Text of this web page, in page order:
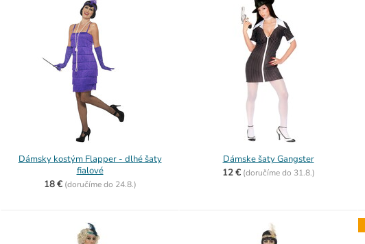
Dámsky kostým Flapper - dlhé šaty
fialové
18 € (doručíme do 24.8.)
Dámske šaty Gangster
12 € (doručíme do 31.8.)